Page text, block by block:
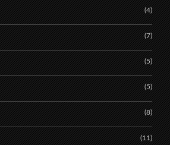
(4)
(7)
(5)
(5)
(8)
(11)